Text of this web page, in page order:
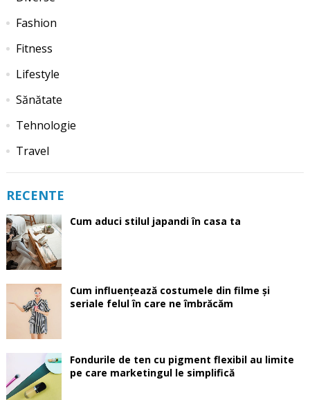
Fashion
Fitness
Lifestyle
Sănătate
Tehnologie
Travel
RECENTE
Cum aduci stilul japandi în casa ta
Cum influențează costumele din filme și
seriale felul în care ne îmbrăcăm
Fondurile de ten cu pigment flexibil au limite
pe care marketingul le simplifică